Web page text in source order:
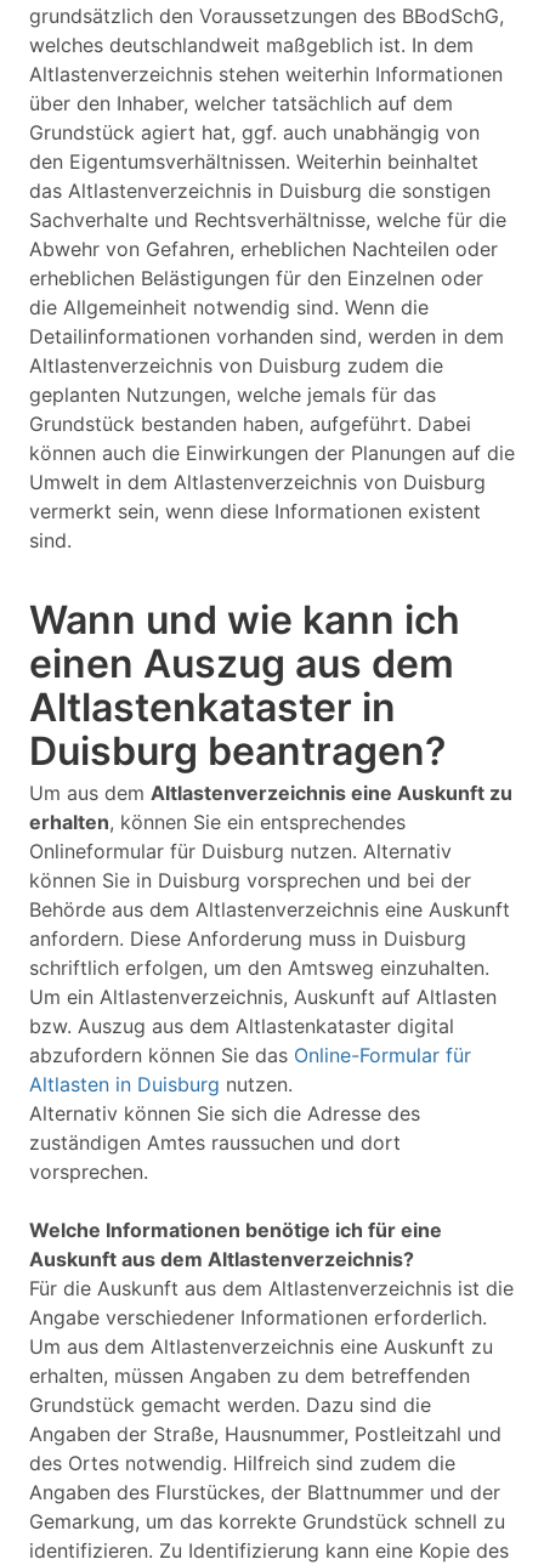
grundsätzlich den Voraussetzungen des BBodSchG,
welches deutschlandweit maßgeblich ist. In dem
Altlastenverzeichnis stehen weiterhin Informationen
über den Inhaber, welcher tatsächlich auf dem
Grundstück agiert hat, ggf. auch unabhängig von
den Eigentumsverhältnissen. Weiterhin beinhaltet
das Altlastenverzeichnis in Duisburg die sonstigen
Sachverhalte und Rechtsverhältnisse, welche für die
Abwehr von Gefahren, erheblichen Nachteilen oder
erheblichen Belästigungen für den Einzelnen oder
die Allgemeinheit notwendig sind. Wenn die
Detailinformationen vorhanden sind, werden in dem
Altlastenverzeichnis von Duisburg zudem die
geplanten Nutzungen, welche jemals für das
Grundstück bestanden haben, aufgeführt. Dabei
können auch die Einwirkungen der Planungen auf die
Umwelt in dem Altlastenverzeichnis von Duisburg
vermerkt sein, wenn diese Informationen existent
sind.
Wann und wie kann ich
einen Auszug aus dem
Altlastenkataster in
Duisburg beantragen?
Um aus dem Altlastenverzeichnis eine Auskunft zu
erhalten, können Sie ein entsprechendes
Onlineformular für Duisburg nutzen. Alternativ
können Sie in Duisburg vorsprechen und bei der
Behörde aus dem Altlastenverzeichnis eine Auskunft
anfordern. Diese Anforderung muss in Duisburg
schriftlich erfolgen, um den Amtsweg einzuhalten.
Um ein Altlastenverzeichnis, Auskunft auf Altlasten
bzw. Auszug aus dem Altlastenkataster digital
abzufordern können Sie das Online-Formular für
Altlasten in Duisburg nutzen.
Alternativ können Sie sich die Adresse des
zuständigen Amtes raussuchen und dort
vorsprechen.
Welche Informationen benötige ich für eine
Auskunft aus dem Altlastenverzeichnis?
Für die Auskunft aus dem Altlastenverzeichnis ist die
Angabe verschiedener Informationen erforderlich.
Um aus dem Altlastenverzeichnis eine Auskunft zu
erhalten, müssen Angaben zu dem betreffenden
Grundstück gemacht werden. Dazu sind die
Angaben der Straße, Hausnummer, Postleitzahl und
des Ortes notwendig. Hilfreich sind zudem die
Angaben des Flurstückes, der Blattnummer und der
Gemarkung, um das korrekte Grundstück schnell zu
identifizieren. Zu Identifizierung kann eine Kopie des